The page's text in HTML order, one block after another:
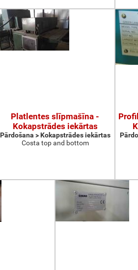
Platlentes slīpmašīna -
Kokapstrādes iekārtas
Pārdošana > Kokapstrādes iekārtas
Costa top and bottom